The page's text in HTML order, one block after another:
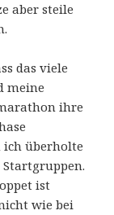
aber steile
das viele
meine
ihre
ich überholte
ist
wie bei